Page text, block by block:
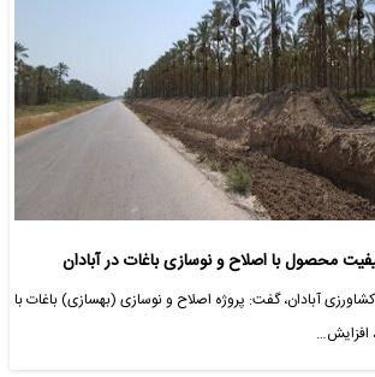
در آبادان
آبادان، گفت: پروژه اصلاح و نوسازی (بهسازی) باغات با
افزایش…